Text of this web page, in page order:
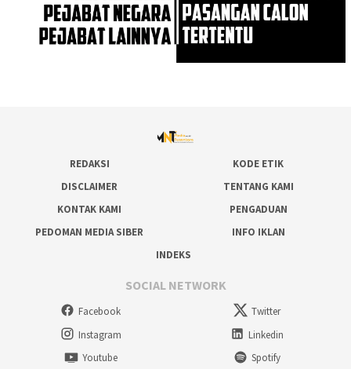
REDAKSI
KODE ETIK
DISCLAIMER
TENTANG KAMI
KONTAK KAMI
PENGADUAN
PEDOMAN MEDIA SIBER
INFO IKLAN
INDEKS
SOCIAL NETWORK
Facebook
Twitter
Instagram
Linkedin
Youtube
Spotify